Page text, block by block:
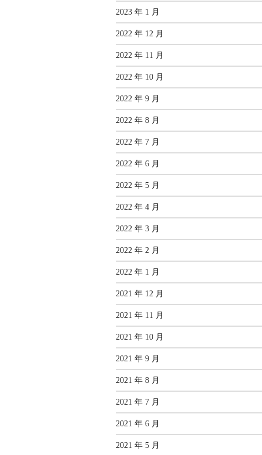
2023 年 1 月
2022 年 12 月
2022 年 11 月
2022 年 10 月
2022 年 9 月
2022 年 8 月
2022 年 7 月
2022 年 6 月
2022 年 5 月
2022 年 4 月
2022 年 3 月
2022 年 2 月
2022 年 1 月
2021 年 12 月
2021 年 11 月
2021 年 10 月
2021 年 9 月
2021 年 8 月
2021 年 7 月
2021 年 6 月
2021 年 5 月